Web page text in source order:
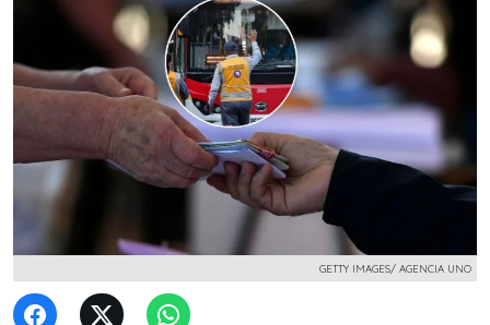
GETTY IMAGES/ AGENCIA UNO